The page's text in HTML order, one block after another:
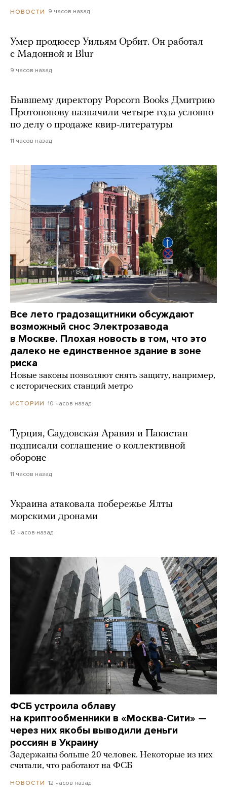
НОВОСТИ 9 часов назад
Умер продюсер Уильям Орбит. Он работал
с Мадонной и Blur
9 часов назад
Бывшему директору Popcorn Books Дмитрию
Протопопову назначили четыре года условно
по делу о продаже квир-литературы
11 часов назад
Все лето градозащитники обсуждают
возможный снос Электрозавода
в Москве. Плохая новость в том, что это
далеко не единственное здание в зоне
риска
Новые законы позволяют снять защиту, например,
с исторических станций метро
ИСТОРИИ 10 часов назад
Турция, Саудовская Аравия и Пакистан
подписали соглашение о коллективной
обороне
11 часов назад
Украина атаковала побережье Ялты
морскими дронами
12 часов назад
ФСБ устроила облаву
на криптообменники в «Москва-Сити» —
через них якобы выводили деньги
россиян в Украину
Задержаны больше 20 человек. Некоторые из них
считали, что работают на ФСБ
НОВОСТИ 12 часов назад